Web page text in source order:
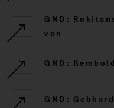
GND:
von
GND:
GND: